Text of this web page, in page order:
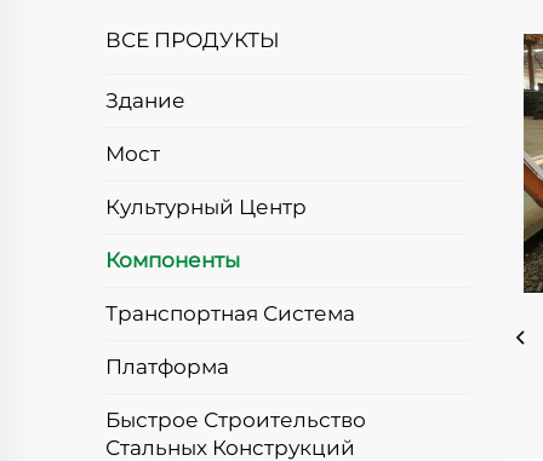
ВСЕ ПРОДУКТЫ
Здание
Мост
Культурный Центр
Компоненты
Транспортная Система
Платформа
Быстрое Строительство
Стальных Конструкций